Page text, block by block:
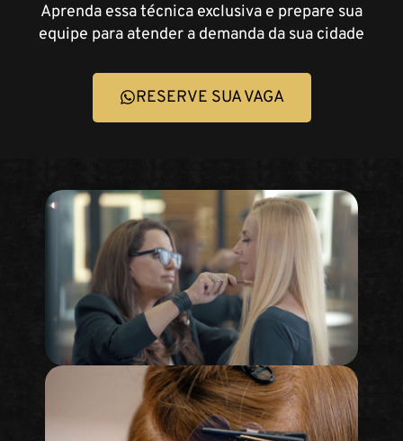
Aprenda essa técnica exclusiva e prepare sua
equipe para atender a demanda da sua cidade
RESERVE SUA VAGA